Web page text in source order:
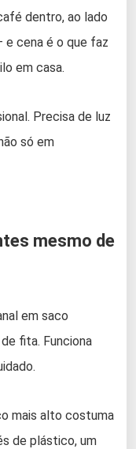
dentro, ao lado
e cena é o que faz
em casa.
Precisa de luz
só em
mesmo de
em saco
fita. Funciona
mais alto costuma
de plástico, um